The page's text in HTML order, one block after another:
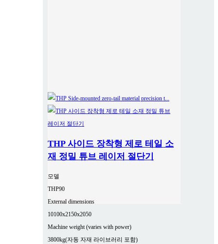
THP 사이드 장착형 제로 테일 소
재 정밀 튜브 레이저 절단기
모델
THP90
External dimensions
10100x2150x2050
Machine weight (varies with power)
3800kg(자동 자재 라이브러리 포함)